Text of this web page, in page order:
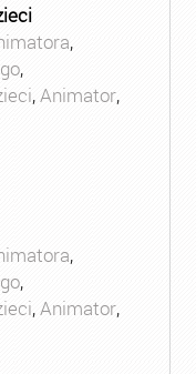
,
,
,Animator,
,
,
,Animator,